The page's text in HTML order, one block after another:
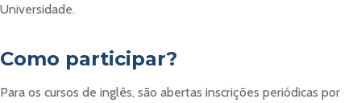
Universidade.
Como participar?
Para os cursos de inglês, são abertas inscrições periódicas por